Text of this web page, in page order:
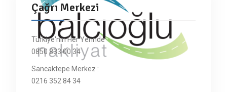
Çağrı Merkezi
Türkiye'nin Her Yerinde
0850 833 00 34
Sancaktepe Merkez :
0216 352 84 34